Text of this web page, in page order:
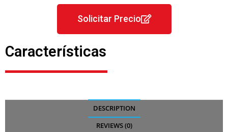
Solicitar Precio
Características
DESCRIPTION
REVIEWS (0)